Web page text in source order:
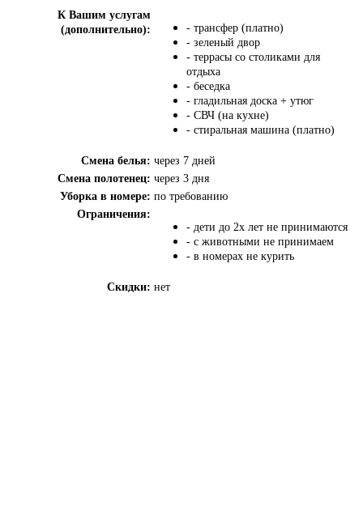
К Вашим услугам
(дополнительно):
- трансфер (платно)
- зеленый двор
- террасы со столиками для
отдыха
- беседка
- гладильная доска + утюг
- СВЧ (на кухне)
- стиральная машина (платно)
Смена белья: через 7 дней
Смена полотенец: через 3 дня
Уборка в номере: по требованию
Ограничения:
- дети до 2х лет не принимаются
- с животными не принимаем
- в номерах не курить
Скидки: нет